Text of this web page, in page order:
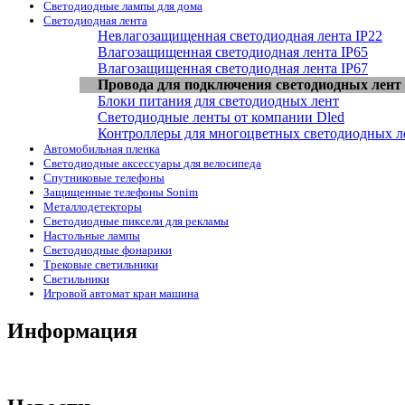
Светодиодные лампы для дома
Светодиодная лента
Невлагозащищенная светодиодная лента IP22
Влагозащищенная светодиодная лента IP65
Влагозащищенная светодиодная лента IP67
Провода для подключения светодиодных лент
Блоки питания для светодиодных лент
Светодиодные ленты от компании Dled
Контроллеры для многоцветных светодиодных
Автомобильная пленка
Светодиодные аксессуары для велосипеда
Спутниковые телефоны
Защищенные телефоны Sonim
Металлодетекторы
Светодиодные пиксели для рекламы
Настольные лампы
Светодиодные фонарики
Трековые светильники
Светильники
Игровой автомат кран машина
Информация